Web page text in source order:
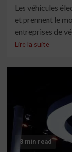
Les véhicules
et prennent le
entreprises de
Lire la suite
3 min read